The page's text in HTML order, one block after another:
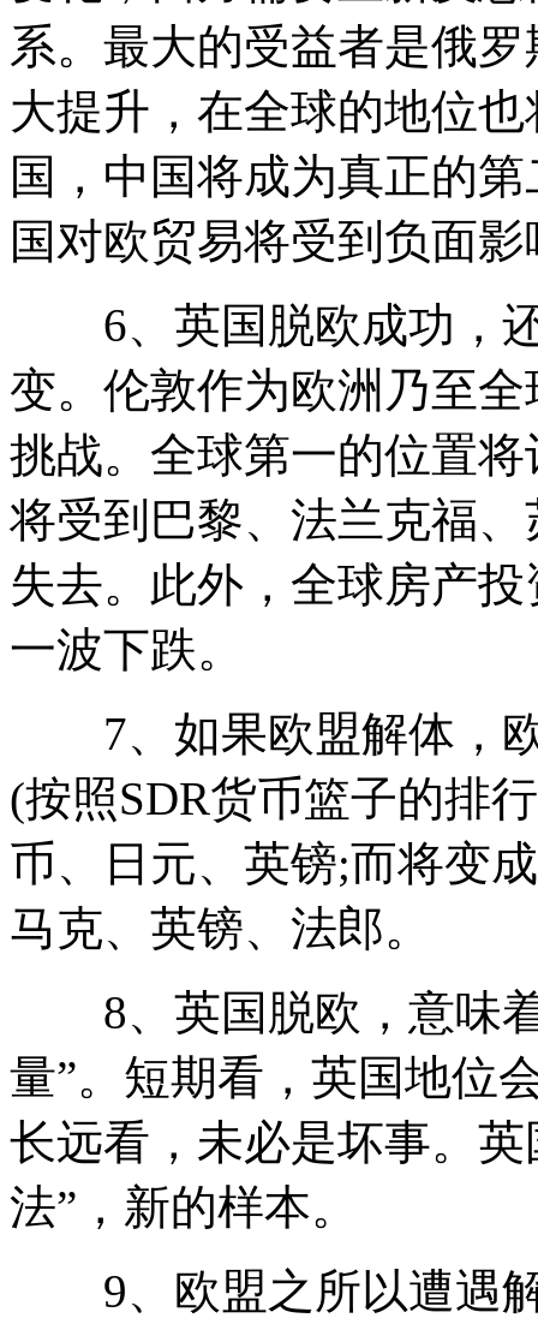
系。最大的受益者是俄
大提升，在全球的地位
国，中国将成为真正的
国对欧贸易将受到负面
6、英国脱欧成功，还
变。伦敦作为欧洲乃至
挑战。全球第一的位置
将受到巴黎、法兰克福
失去。此外，全球房产
一波下跌。
7、如果欧盟解体，欧
(按照SDR货币篮子的排
币、日元、英镑;而将变
马克、英镑、法郎。
8、英国脱欧，意味着
量”。短期看，英国地位
长远看，未必是坏事。
法”，新的样本。
9、欧盟之所以遭遇解